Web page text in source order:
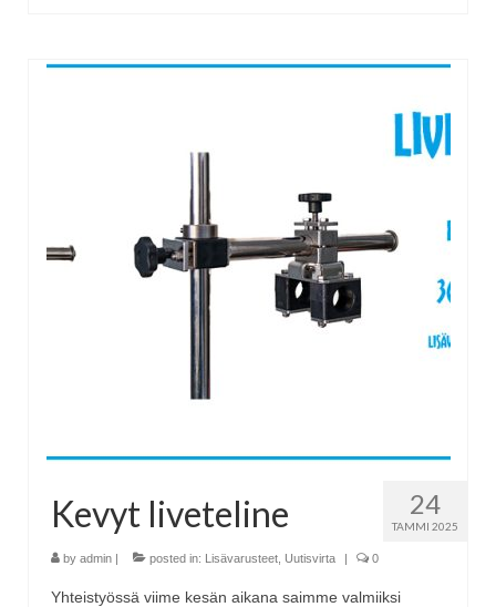
24
TAMMI 2025
Kevyt liveteline
by admin | posted in: Lisävarusteet Uutisvirta | 0
Yhteistyössä viime kesän aikana saimme valmiiksi